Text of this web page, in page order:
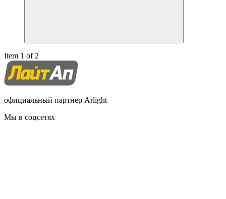
Item 1 of 2
официальный партнер Arlight
Мы в соцсетях